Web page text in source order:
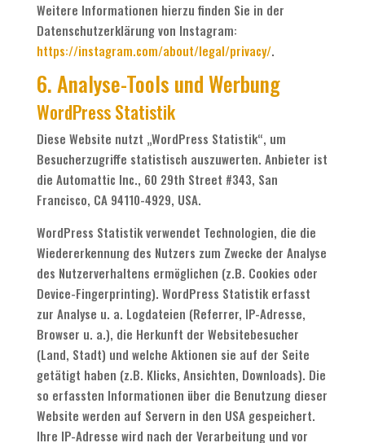
Weitere Informationen hierzu finden Sie in der
Datenschutzerklärung von Instagram:
https://instagram.com/about/legal/privacy/.
6. Analyse-Tools und Werbung
WordPress Statistik
Diese Website nutzt „WordPress Statistik“, um
Besucherzugriffe statistisch auszuwerten. Anbieter ist
die Automattic Inc., 60 29th Street #343, San
Francisco, CA 94110-4929, USA.
WordPress Statistik verwendet Technologien, die die
Wiedererkennung des Nutzers zum Zwecke der Analyse
des Nutzerverhaltens ermöglichen (z.B. Cookies oder
Device-Fingerprinting). WordPress Statistik erfasst
zur Analyse u. a. Logdateien (Referrer, IP-Adresse,
Browser u. a.), die Herkunft der Websitebesucher
(Land, Stadt) und welche Aktionen sie auf der Seite
getätigt haben (z.B. Klicks, Ansichten, Downloads). Die
so erfassten Informationen über die Benutzung dieser
Website werden auf Servern in den USA gespeichert.
Ihre IP-Adresse wird nach der Verarbeitung und vor